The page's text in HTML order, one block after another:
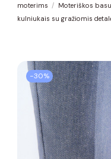
moterims
Moteriškos
kulniukais su gražiomis
−30%